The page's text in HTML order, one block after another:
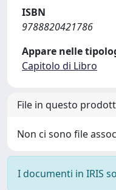
ISBN
9788820421786
Appare nelle
Capitolo di Libro
File in questo
Non ci sono file
I documenti in IRIS